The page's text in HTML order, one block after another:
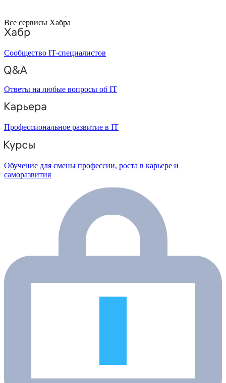
Все сервисы Хабра
Сообщество IT-специалистов
Ответы на любые вопросы об IT
Профессиональное развитие в IT
Обучение для смены профессии, роста в карьере и
саморазвития